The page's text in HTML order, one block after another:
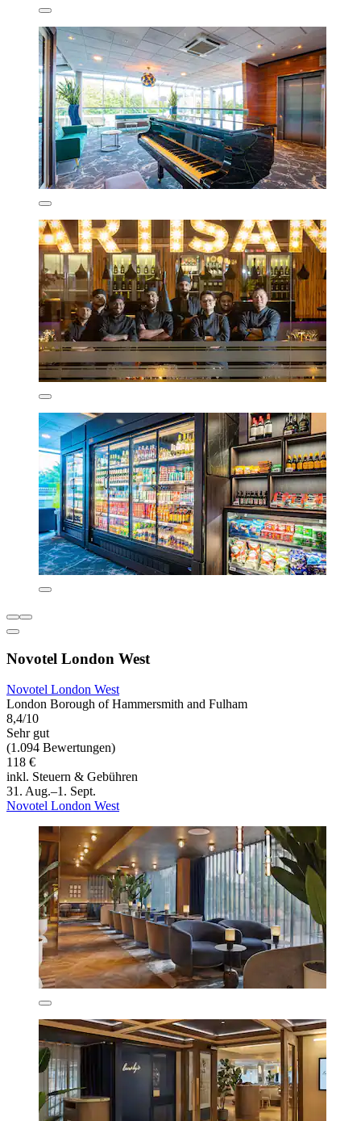
Novotel London West
Novotel London West
London Borough of Hammersmith and Fulham
8,4/10
Sehr gut
(1.094 Bewertungen)
118 €
inkl. Steuern & Gebühren
31. Aug.–1. Sept.
Novotel London West